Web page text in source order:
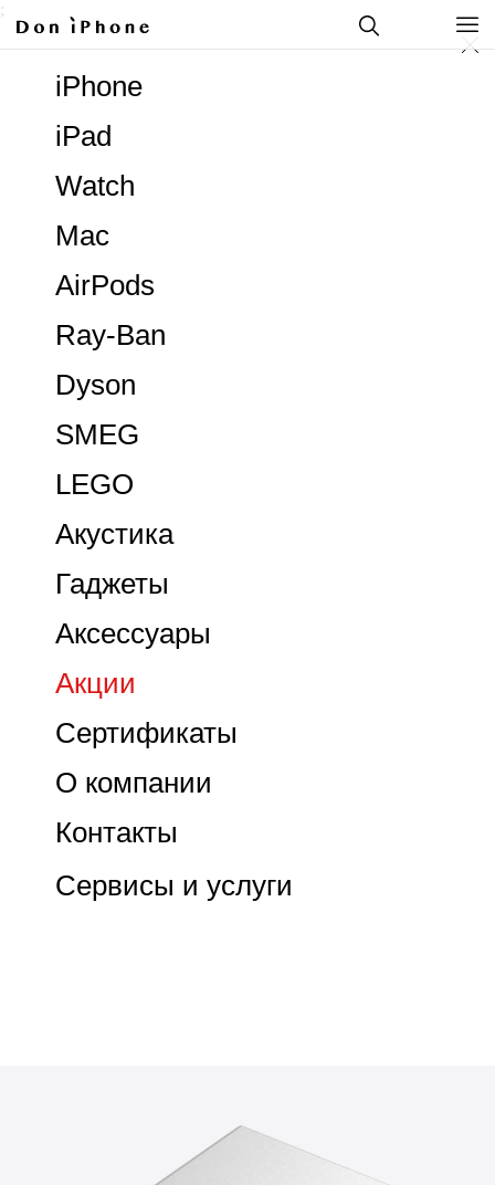
;
Контакты
О компании
Сертификаты
Акции
Аксессуары
Гаджеты
Акустика
Dyson
AirPods
Ray-Ban
LEGO
SMEG
Mac
Watch
iPad
iPhone
Сервисы и услуги